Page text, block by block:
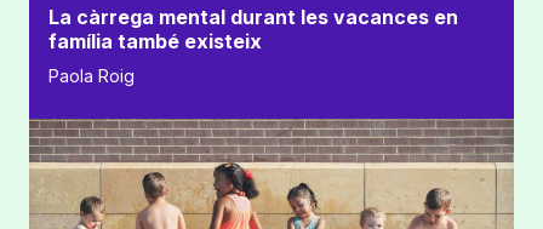
La càrrega mental durant les vacances en
família també existeix
Paola Roig